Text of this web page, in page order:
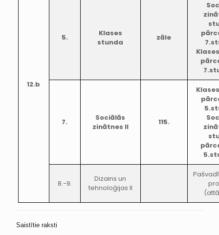
12.b
5.
Klases
stunda
zāle
7.
Sociālās
zinātnes II
115.
8.-9.
Dizains un
tehnoloģijas II
Saistītie raksti